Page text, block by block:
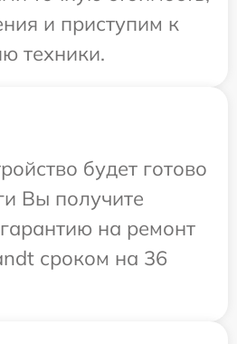
и приступим к
техники.
будет готово
Вы получите
на ремонт
сроком на 36